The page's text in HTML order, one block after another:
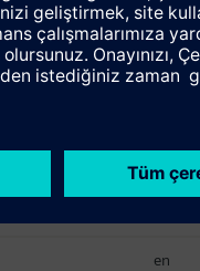
Dil
en